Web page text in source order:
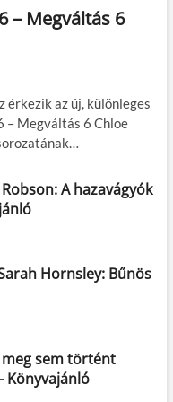
– Megváltás 6
érkezik az új, különleges
– Megváltás 6 Chloe
A hazavágyók
Hornsley: Bűnös
meg sem történt
Könyvajánló